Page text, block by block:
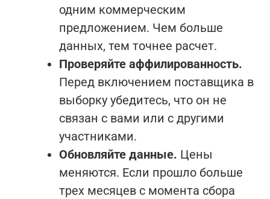
одним коммерческим
предложением. Чем больше
данных, тем точнее расчет.
Проверяйте аффилированность.
Перед включением поставщика в
выборку убедитесь, что он не
связан с вами или с другими
участниками.
Обновляйте данные. Цены
меняются. Если прошло больше
трех месяцев с момента сбора